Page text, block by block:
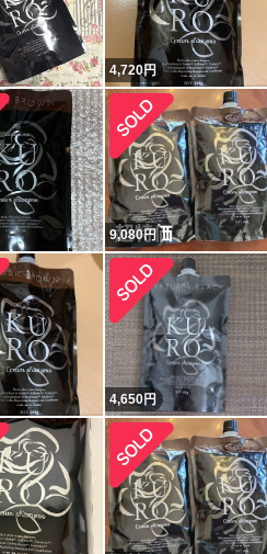
4,720円
9,080円
4,650円